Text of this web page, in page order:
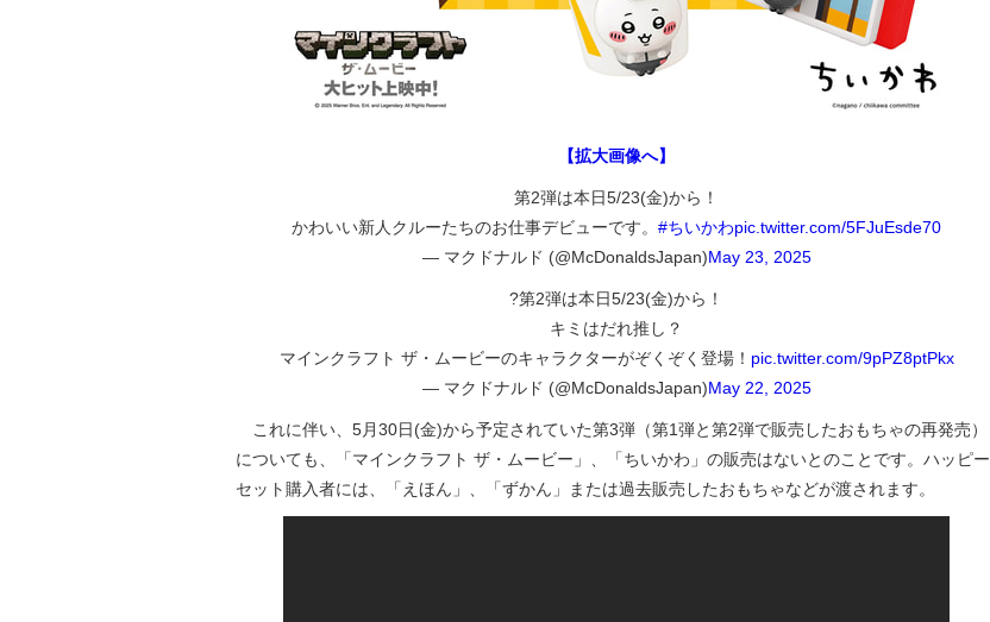
【拡大画像へ】
第2弾は本日5/23(金)から！
かわいい新人クルーたちのお仕事デビューです。 #ちいかわpic.twitter.com/5FJuEsde70
— マクドナルド (@McDonaldsJapan)May 23, 2025
?第2弾は本日5/23(金)から！
キミはだれ推し？
マインクラフト ザ・ムービーのキャラクターがぞくぞく登場！ pic.twitter.com/9pPZ8ptPkx
— マクドナルド (@McDonaldsJapan)May 22, 2025
これに伴い、5月30日(金)から予定されていた第3弾（第1弾と第2弾で販売したおもちゃの再発売）
についても、「マインクラフト ザ・ムービー」、「ちいかわ」の販売はないとのことです。ハッピー
セット購入者には、「えほん」、「ずかん」または過去販売したおもちゃなどが渡されます。